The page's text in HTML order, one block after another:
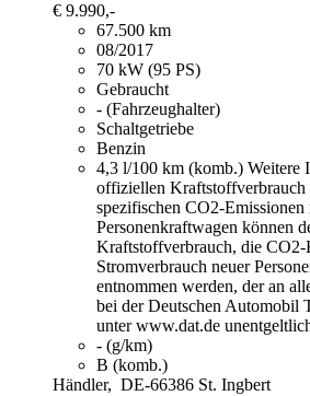
€ 9.990,-
67.500 km
08/2017
70 kW (95 PS)
Gebraucht
- (Fahrzeughalter)
Schaltgetriebe
Benzin
4,3 l/100 km (komb.) Weitere
offiziellen Kraftstoffverbrauch
spezifischen CO2-Emissionen
Personenkraftwagen können
Kraftstoffverbrauch, die CO2-
Stromverbrauch neuer
entnommen werden, der an
bei der Deutschen Automobil
unter www.dat.de
- (g/km)
B (komb.)
Händler, DE-66386 St. Ingbert